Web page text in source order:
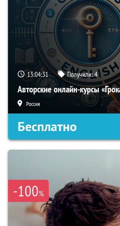
13:04:30 Получили:4
Авторские онлайн-курсы
Россия
Бесплатно
-100%